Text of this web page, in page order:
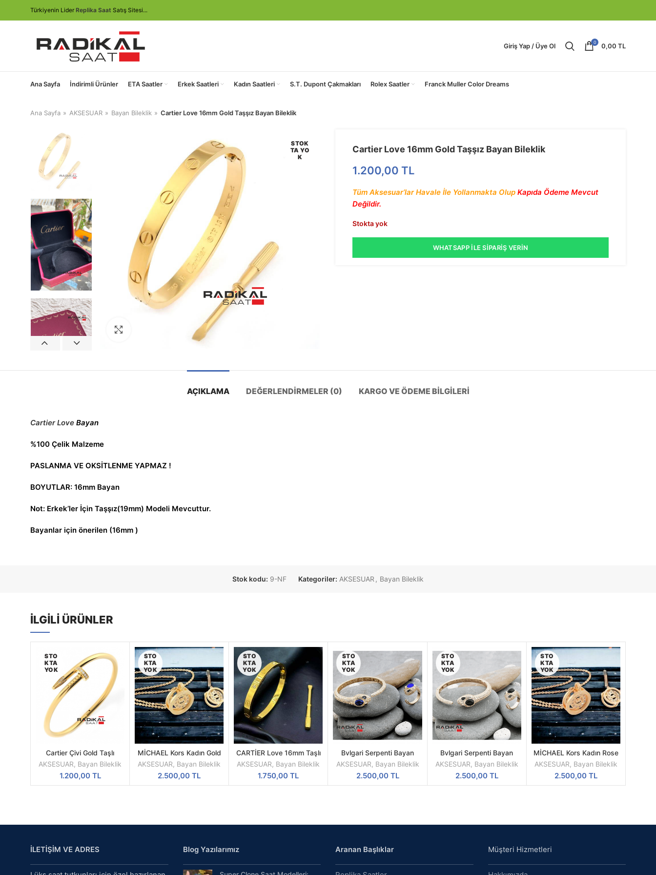
Türkiyenin Lider Replika Saat Satış Sitesi...
Giriş Yap / Üye Ol 0 0,00 TL
Ana Sayfa İndirimli Ürünler ETA Saatler Erkek Saatleri Kadın Saatleri S.T. Dupont Çakmakları Rolex Saatler Franck Muller Color Dreams
Ana Sayfa AKSESUAR Bayan Bileklik Cartier Love 16mm Gold Taşşız Bayan Bileklik
STOK
TA YO
K
Cartier Love 16mm Gold Taşşız Bayan Bileklik
1.200,00 TL
Tüm Aksesuar’lar Havale İle Yollanmakta Olup Kapıda Ödeme Mevcut
Değildir.
Stokta yok
WHATSAPP İLE SIPARIŞ VERIN
AÇIKLAMA DEĞERLENDIRMELER (0) KARGO VE ÖDEME BILGILERI
Cartier Love Bayan
%100 Çelik Malzeme
PASLANMA VE OKSİTLENME YAPMAZ !
BOYUTLAR: 16mm Bayan
Not: Erkek’ler İçin Taşşız(19mm) Modeli Mevcuttur.
Bayanlar için önerilen (16mm )
Stok kodu: 9-NF Kategoriler: AKSESUAR , Bayan Bileklik
İLGILI ÜRÜNLER
STO
KTA
YOK
DEVAMINI
OKU
Cartier Çivi Gold Taşlı
16mm Bayan Bileklik
AKSESUAR, Bayan Bileklik
1.200,00 TL
STO
KTA
YOK
DEVAMINI
OKU
MİCHAEL Kors Kadın Gold
Renk Kolye & Yüzük Seti
AKSESUAR, Bayan Bileklik
2.500,00TL
STO
KTA
YOK
DEVAMINI
OKU
CARTİER Love 16mm Taşlı
Kadın Bileklik
AKSESUAR, Bayan Bileklik
1.750,00TL
STO
KTA
YOK
DEVAMINI
OKU
Bvlgari Serpenti Bayan
Bilekliği ve Yüzük Takı Seti
Gold Laviert
AKSESUAR, Bayan Bileklik
2.500,00 TL
STO
KTA
YOK
DEVAMINI
OKU
Bvlgari Serpenti Bayan
Bilekliği ve Yüzük Takı Seti
Gold Black
AKSESUAR, Bayan Bileklik
2.500,00 TL
STO
KTA
YOK
DEVAMINI
OKU
MİCHAEL Kors Kadın Rose
Renk Kolye & Yüzük Seti
AKSESUAR, Bayan Bileklik
2.500,00 TL
İLETİŞİM VE ADRES Blog Yazılarımız Aranan Başlıklar Müşteri Hizmetleri